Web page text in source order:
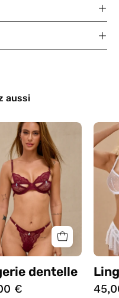
aussi
lingerie
dentelle
dentelle
€